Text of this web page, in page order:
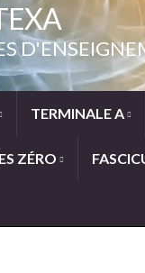
TERMINALE A
ZÉRO